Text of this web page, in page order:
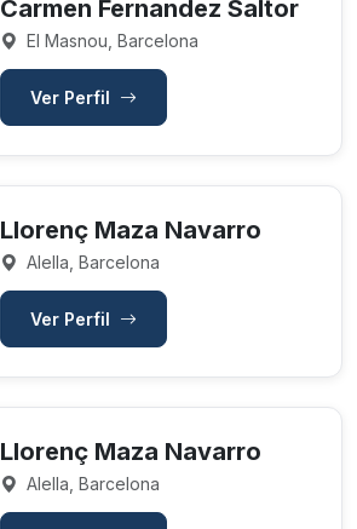
Carmen Fernandez Saltor
El Masnou, Barcelona
Ver Perfil
Llorenç Maza Navarro
Alella, Barcelona
Ver Perfil
Llorenç Maza Navarro
Alella, Barcelona